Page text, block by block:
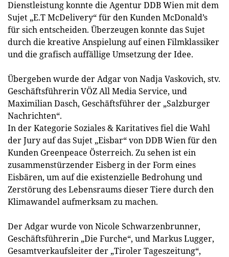
Dienstleistung konnte die Agentur DDB Wien mit dem
Sujet „E.T McDelivery“ für den Kunden McDonald’s
für sich entscheiden. Überzeugen konnte das Sujet
durch die kreative Anspielung auf einen Filmklassiker
und die grafisch auffällige Umsetzung der Idee.
Übergeben wurde der Adgar von Nadja Vaskovich, stv.
Geschäftsführerin VÖZ All Media Service, und
Maximilian Dasch, Geschäftsführer der „Salzburger
Nachrichten“.
In der Kategorie Soziales & Karitatives fiel die Wahl
der Jury auf das Sujet „Eisbar“ von DDB Wien für den
Kunden Greenpeace Österreich. Zu sehen ist ein
zusammenstürzender Eisberg in der Form eines
Eisbären, um auf die existenzielle Bedrohung und
Zerstörung des Lebensraums dieser Tiere durch den
Klimawandel aufmerksam zu machen.
Der Adgar wurde von Nicole Schwarzenbrunner,
Geschäftsführerin „Die Furche“, und Markus Lugger,
Gesamtverkaufsleiter der „Tiroler Tageszeitung“,